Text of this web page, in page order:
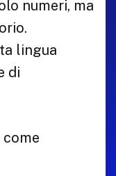
numeri, ma
lingua
di
come